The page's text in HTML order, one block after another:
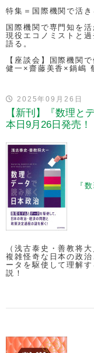
特集＝国際機関で活
国際機関で専門知を
現役エコノミストと
語る。
【座談会】国際機関
健一×齋藤美香×鍋嶋
2025年09月26日
【新刊】『数理と
本日9月26日発売！
『
（浅古泰史・善教将大
複雑怪奇な日本の政
ータを駆使して理解
説！